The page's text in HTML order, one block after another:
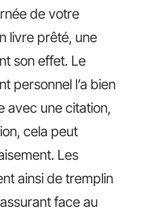
de votre
livre prêté, une
son effet. Le
personnel l’a bien
avec une citation,
cela peut
Les
ainsi de tremplin
face au